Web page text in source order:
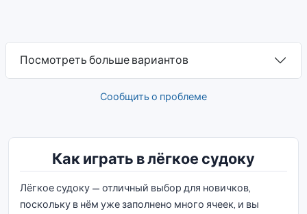
Посмотреть больше вариантов
Сообщить о проблеме
Как играть в лёгкое судоку
Лёгкое судоку — отличный выбор для новичков,
поскольку в нём уже заполнено много ячеек, и вы